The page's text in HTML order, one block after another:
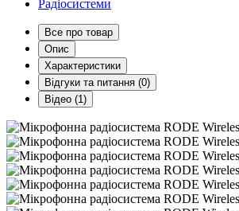
Радіосистеми
Все про товар
Опис
Характеристики
Відгуки та питання (0)
Відео (1)